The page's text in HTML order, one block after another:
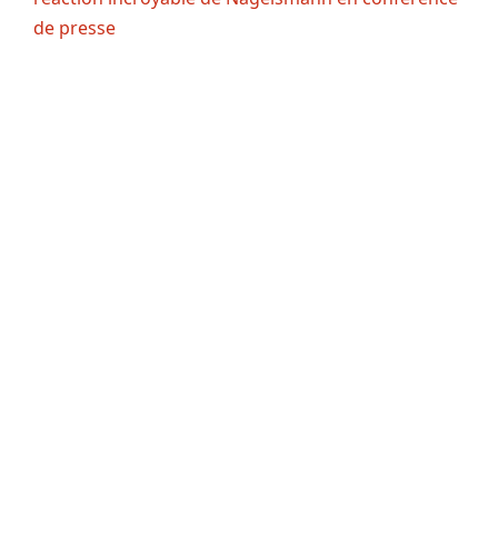
de presse